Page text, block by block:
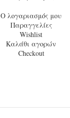
Ο λογαριασμός μου
Παραγγελίες
Wishlist
Καλάθι αγορών
Checkout